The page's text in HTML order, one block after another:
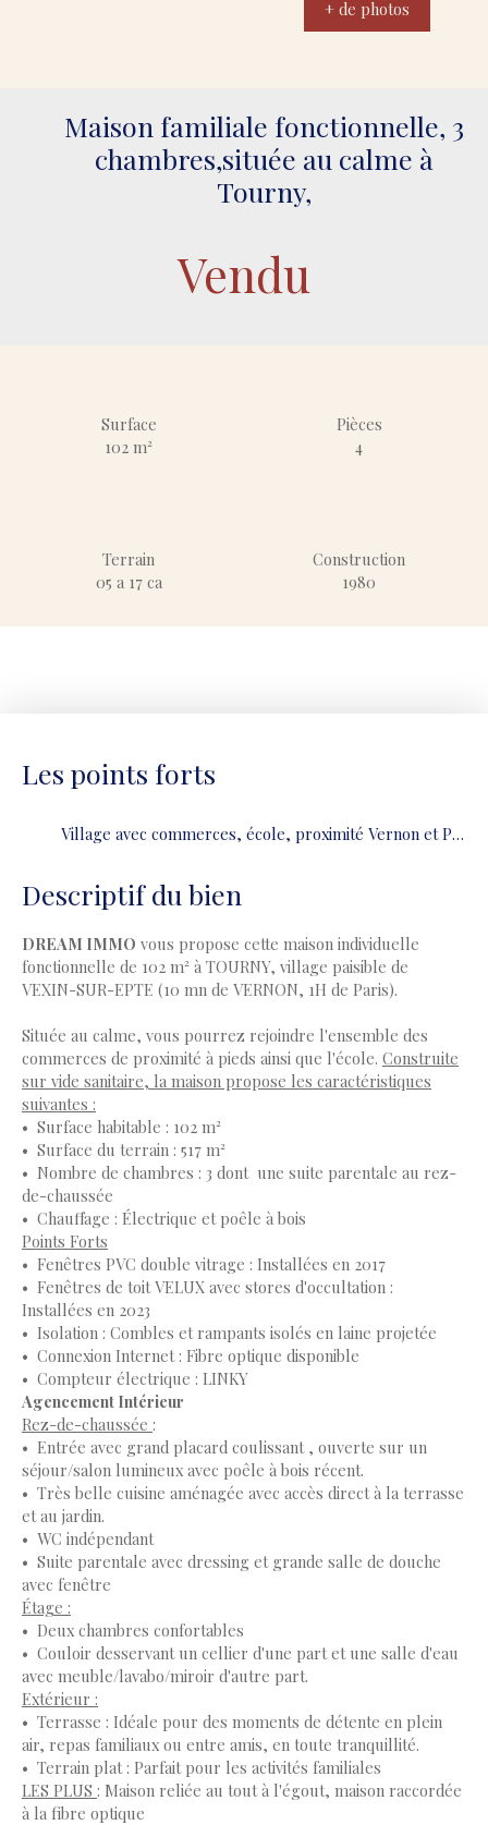
+ de photos
Maison familiale fonctionnelle, 3
chambres,située au calme à
Tourny,
Vendu
Surface
102m²
Pièces
4
Terrain
05 a 17 ca
Construction
1980
Les points forts
Village avec commerces, école, proximité Vernon et Paris.
Descriptif du bien
DREAM IMMO vous propose cette maison individuelle
fonctionnelle de 102 m² à TOURNY, village paisible de
VEXIN-SUR-EPTE (10 mn de VERNON, 1H de Paris).
Située au calme, vous pourrez rejoindre l'ensemble des
commerces de proximité à pieds ainsi que l'école. Construite
sur vide sanitaire, la maison propose les caractéristiques
suivantes :
Surface habitable : 102 m²
Surface du terrain : 517 m²
Nombre de chambres : 3 dont une suite parentale au rez-
de-chaussée
Chauffage : Électrique et poêle à bois
Points Forts
Fenêtres PVC double vitrage : Installées en 2017
Fenêtres de toit VELUX avec stores d'occultation :
Installées en 2023
Isolation : Combles et rampants isolés en laine projetée
Connexion Internet : Fibre optique disponible
Compteur électrique : LINKY
Agencement Intérieur
Rez-de-chaussée :
Entrée avec grand placard coulissant , ouverte sur un
séjour/salon lumineux avec poêle à bois récent.
Très belle cuisine aménagée avec accès direct à la terrasse
et au jardin.
WC indépendant
Suite parentale avec dressing et grande salle de douche
avec fenêtre
Étage :
Deux chambres confortables
Couloir desservant un cellier d'une part et une salle d'eau
avec meuble/lavabo/miroir d'autre part.
Extérieur :
Terrasse : Idéale pour des moments de détente en plein
air, repas familiaux ou entre amis, en toute tranquillité.
Terrain plat : Parfait pour les activités familiales
LES PLUS : Maison reliée au tout à l'égout, maison raccordée
à la fibre optique